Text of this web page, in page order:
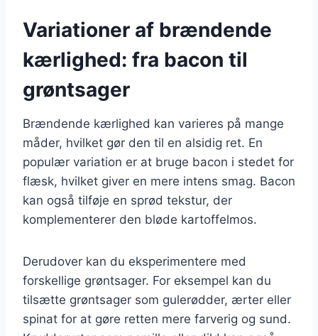
Variationer af brændende
kærlighed: fra bacon til
grøntsager
Brændende kærlighed kan varieres på mange
måder, hvilket gør den til en alsidig ret. En
populær variation er at bruge bacon i stedet for
flæsk, hvilket giver en mere intens smag. Bacon
kan også tilføje en sprød tekstur, der
komplementerer den bløde kartoffelmos.
Derudover kan du eksperimentere med
forskellige grøntsager. For eksempel kan du
tilsætte grøntsager som gulerødder, ærter eller
spinat for at gøre retten mere farverig og sund.